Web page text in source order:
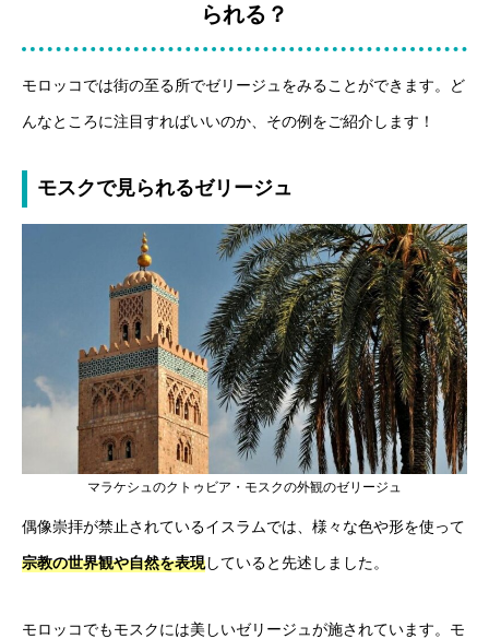
られる？
モロッコでは街の至る所でゼリージュをみることができます。ど
んなところに注目すればいいのか、その例をご紹介します！
モスクで見られるゼリージュ
マラケシュのクトゥビア・モスクの外観のゼリージュ
偶像崇拝が禁止されているイスラムでは、 様々な色や形を使って
宗教の世界観や自然を表現していると先述しました。
モロッコでもモスクには美しいゼリージュが施されています。モ